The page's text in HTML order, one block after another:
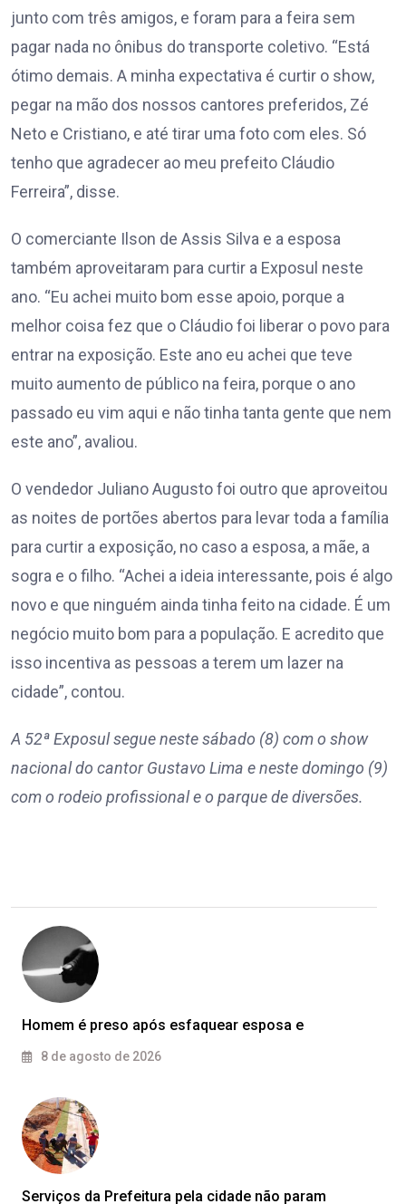
junto com três amigos, e foram para a feira sem
pagar nada no ônibus do transporte coletivo. “Está
ótimo demais. A minha expectativa é curtir o show,
pegar na mão dos nossos cantores preferidos, Zé
Neto e Cristiano, e até tirar uma foto com eles. Só
tenho que agradecer ao meu prefeito Cláudio
Ferreira”, disse.
O comerciante Ilson de Assis Silva e a esposa
também aproveitaram para curtir a Exposul neste
ano. “Eu achei muito bom esse apoio, porque a
melhor coisa fez que o Cláudio foi liberar o povo para
entrar na exposição. Este ano eu achei que teve
muito aumento de público na feira, porque o ano
passado eu vim aqui e não tinha tanta gente que nem
este ano”, avaliou.
O vendedor Juliano Augusto foi outro que aproveitou
as noites de portões abertos para levar toda a família
para curtir a exposição, no caso a esposa, a mãe, a
sogra e o filho. “Achei a ideia interessante, pois é algo
novo e que ninguém ainda tinha feito na cidade. É um
negócio muito bom para a população. E acredito que
isso incentiva as pessoas a terem um lazer na
cidade”, contou.
A 52ª Exposul segue neste sábado (8) com o show
nacional do cantor Gustavo Lima e neste domingo (9)
com o rodeio profissional e o parque de diversões.
Homem é preso após esfaquear esposa e
8 de agosto de 2026
Serviços da Prefeitura pela cidade não param